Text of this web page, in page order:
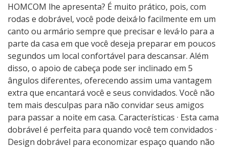
HOMCOM lhe apresenta? É muito prático, pois, com
rodas e dobrável, você pode deixá·lo facilmente em um
canto ou armário sempre que precisar e levá·lo para a
parte da casa em que você deseja preparar em poucos
segundos um local confortável para descansar. Além
disso, o apoio de cabeça pode ser inclinado em 5
ângulos diferentes, oferecendo assim uma vantagem
extra que encantará você e seus convidados. Você não
tem mais desculpas para não convidar seus amigos
para passar a noite em casa. Características · Esta cama
dobrável é perfeita para quando você tem convidados ·
Design dobrável para economizar espaço quando não